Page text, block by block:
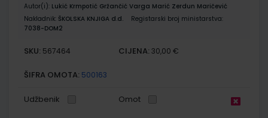
Autor(i): Lukić Krmpotić Gržančić Varga Marić Zerdun Maričević
Nakladnik: ŠKOLSKA KNJIGA d.d.
Registarski broj ministarstva:
7038-DOM2
SKU: 567464 CIJENA: 30,00 €
ŠIFRA OMOTA: 500163
Udžbenik Omot